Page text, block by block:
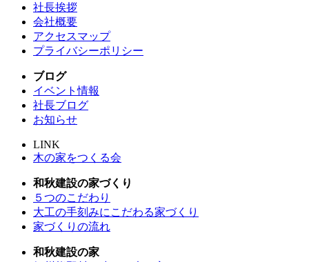
社長挨拶
会社概要
アクセスマップ
プライバシーポリシー
ブログ
イベント情報
社長ブログ
お知らせ
LINK
木の家をつくる会
和秋建設の家づくり
５つのこだわり
大工の手刻みにこだわる家づくり
家づくりの流れ
和秋建設の家